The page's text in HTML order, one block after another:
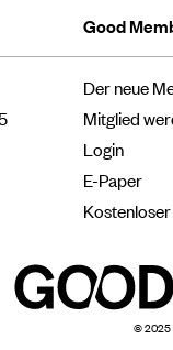
Good
Der neue
Mitglied
Login
E-Paper
© 2025